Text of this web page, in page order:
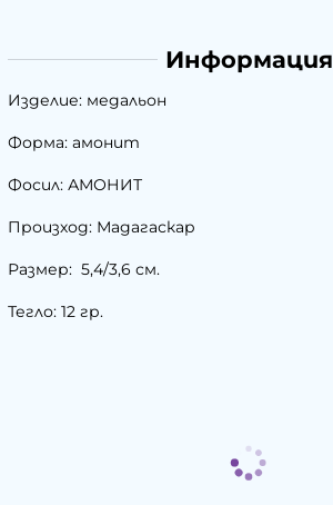
Информация
Изделие: медальон
Форма: амонит
Фосил: АМОНИТ
Произход: Мадагаскар
Размер: 5,4/3,6 см.
Тегло: 12 гр.